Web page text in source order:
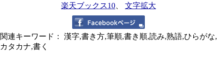
楽天ブックス10 文字拡大
関連キーワード： 漢字,書き方,筆順,書き順,読み,熟語,ひらがな,
カタカナ,書く